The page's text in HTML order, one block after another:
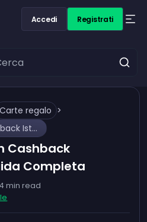
Accedi Registrati
Carte regalo >
Carte Regalo con Cashback Istantaneo — Guida Completa
Cashback
Completa
4 min read